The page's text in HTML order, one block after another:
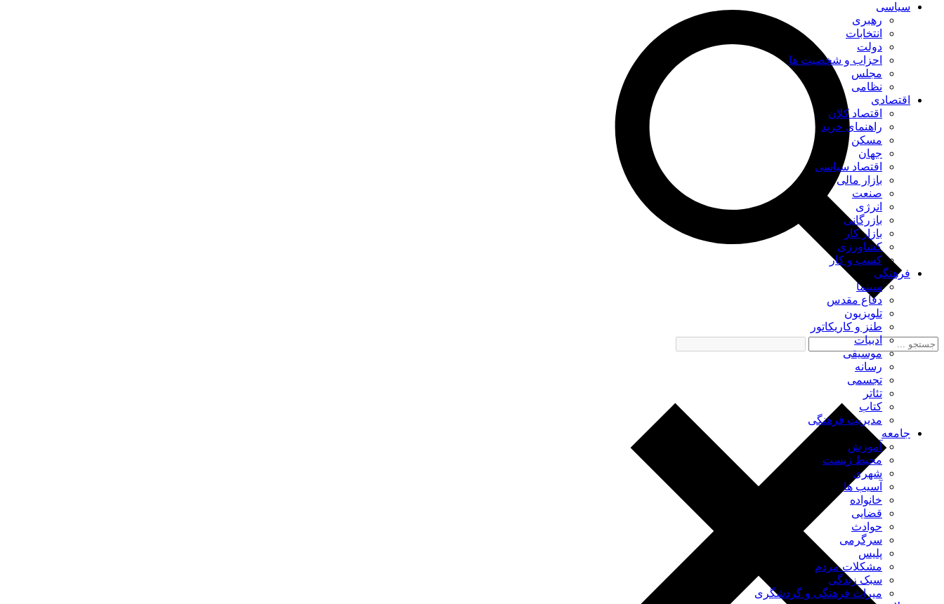
سیاسی
رهبری
انتخابات
دولت
احزاب و شخصیت ها
مجلس
نظامی
اقتصادی
اقتصاد کلان
راهنمای خرید
مسکن
جهان
اقتصاد سیاسی
بازار مالی
صنعت
انرژی
بازرگانی
بازار کار
کشاورزی
کسب و کار
فرهنگی
سینما
دفاع مقدس
تلویزیون
طنز و کاریکاتور
ادبیات
موسیقی
رسانه
تجسمی
تئاتر
کتاب
مدیریت فرهنگی
جامعه
آموزش
محیط زیست
شهری
آسیب ها
خانواده
قضایی
حوادث
سرگرمی
پلیس
مشکلات مردم
سبک زندگی
میراث فرهنگی و گردشگری